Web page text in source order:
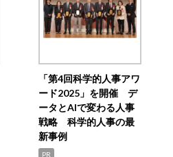
「第4回科学的人事アワ
ード2025」を開催 デ
ータとAIで変わる人事
戦略 科学的人事の最
新事例
PR